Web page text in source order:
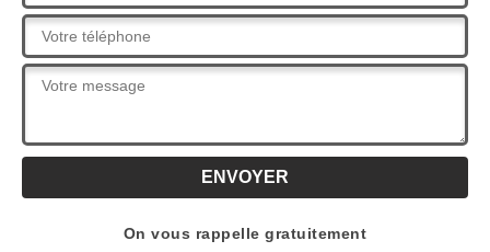
On vous rappelle gratuitement